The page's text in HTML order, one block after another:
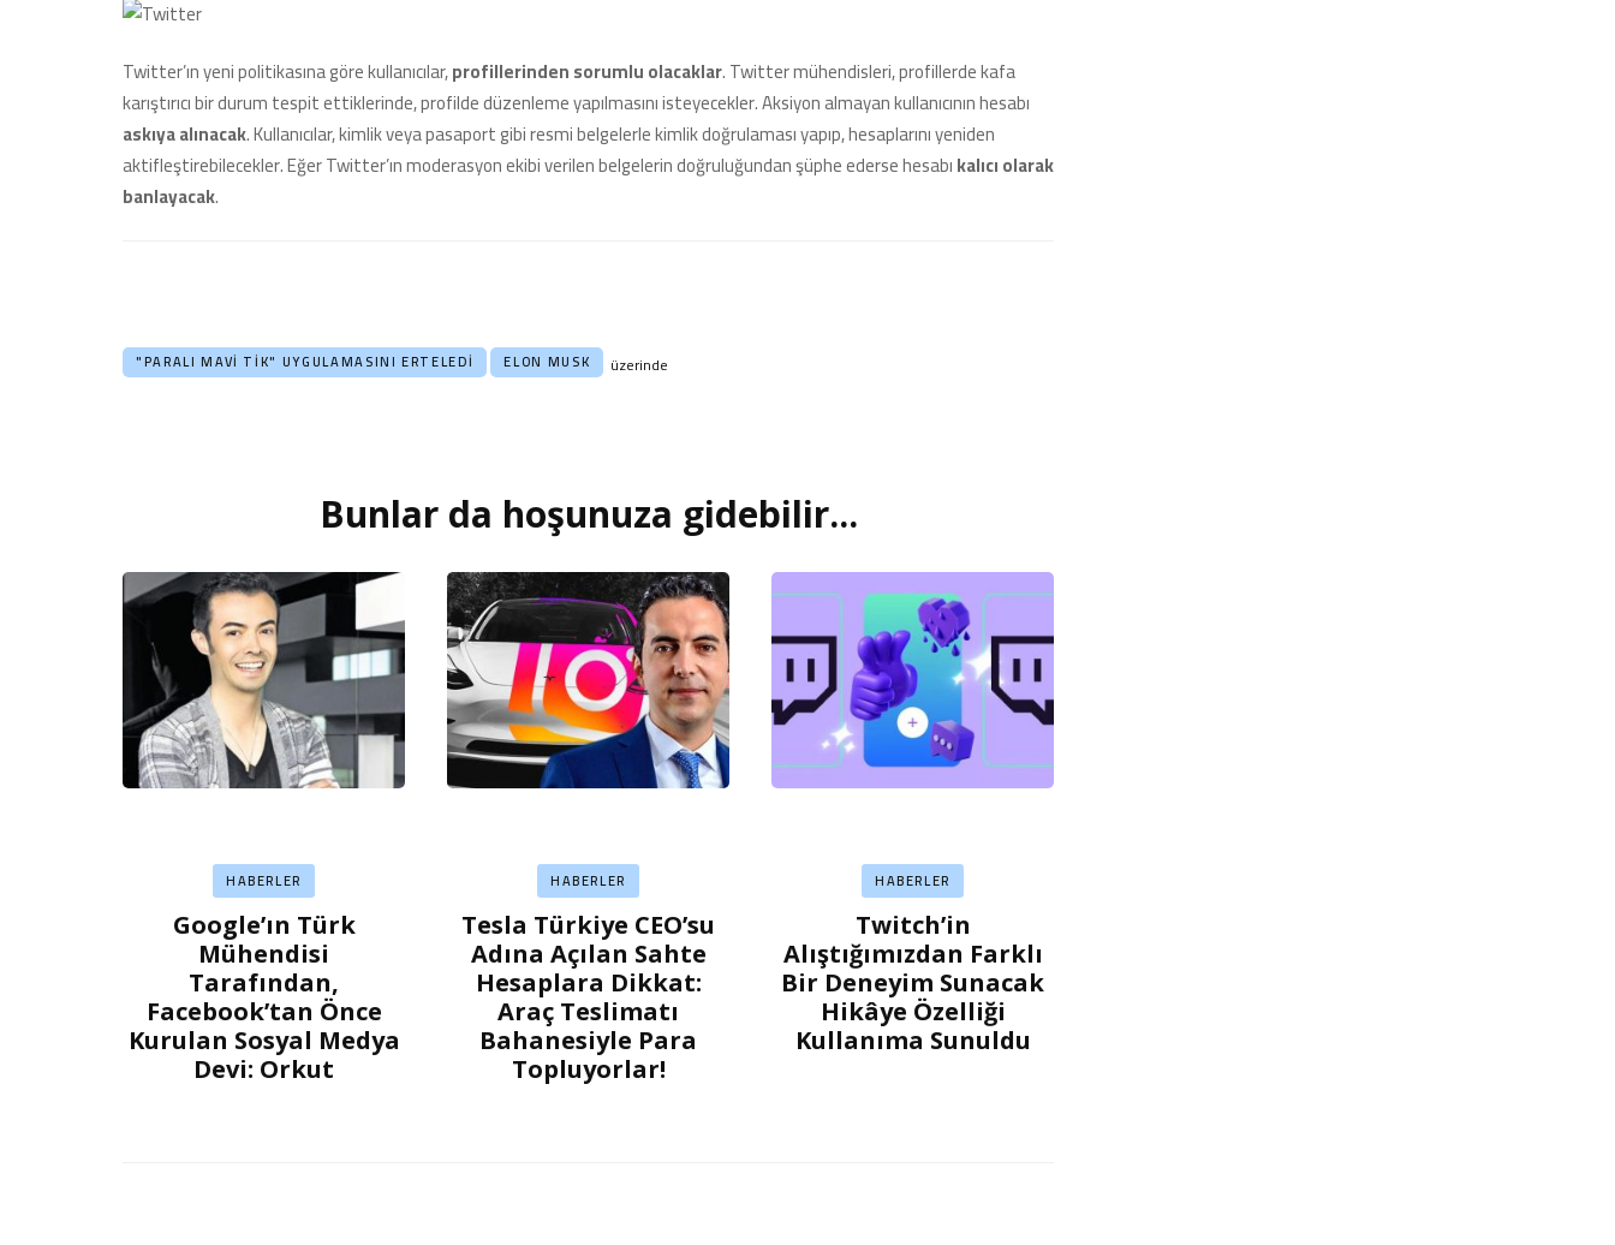
Twitter’ın yeni politikasına göre kullanıcılar,profillerinden sorumlu olacaklar. Twitter mühendisleri, profillerde kafa
karıştırıcı bir durum tespit ettiklerinde, profilde düzenleme yapılmasını isteyecekler. Aksiyon almayan kullanıcının hesabı
askıya alınacak. Kullanıcılar, kimlik veya pasaport gibi resmi belgelerle kimlik doğrulaması yapıp, hesaplarını yeniden
aktifleştirebilecekler. Eğer Twitter’ın moderasyon ekibi verilen belgelerin doğruluğundan şüphe ederse hesabıkalıcı olarak
banlayacak.
"PARALI MAVI TIK" UYGULAMASINI ERTELEDI ELON MUSK üzerinde
Bunlar da hoşunuza gidebilir...
HABERLER
Google’ın Türk
Mühendisi
Tarafından,
Facebook’tan Önce
Kurulan Sosyal Medya
Devi: Orkut
HABERLER
Tesla Türkiye CEO’su
Adına Açılan Sahte
Hesaplara Dikkat:
Araç Teslimatı
Bahanesiyle Para
Topluyorlar!
HABERLER
Twitch’in
Alıştığımızdan Farklı
Bir Deneyim Sunacak
Hikâye Özelliği
Kullanıma Sunuldu